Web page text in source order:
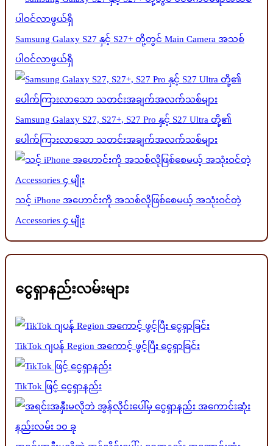
Samsung Galaxy S27 နှင့် S27+ တို့တွင် Main Camera အသစ်
ပါဝင်လာဖွယ်ရှိ
Samsung Galaxy S27, S27+, S27 Pro နှင့် S27 Ultra တို့၏
ပေါက်ကြားလာသော သတင်းအချက်အလက်သစ်များ
သင့် iPhone အဟောင်းကို အသစ်လိုဖြစ်စေမယ့် အသုံးဝင်တဲ့
Accessories ၄ မျိုး
ငွေရှာနည်းလမ်းများ
TikTok ဂျပန် Region အကောင့် ဖွင့်ပြီး ငွေရှာခြင်း
TikTok ဖြင့် ငွေရှာနည်း